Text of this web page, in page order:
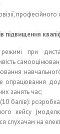
підвищення
при
опрацювання
занять час;
балів): розробка
кейсу
слухачам на